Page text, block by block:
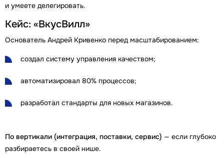
и умеете делегировать.
Кейс: «ВкусВилл»
Основатель Андрей Кривенко перед масштабированием:
создал систему управления качеством;
автоматизировал 80% процессов;
разработал стандарты для новых магазинов.
По вертикали (интеграция, поставки, сервис) — если глубоко
разбираетесь в своей нише.